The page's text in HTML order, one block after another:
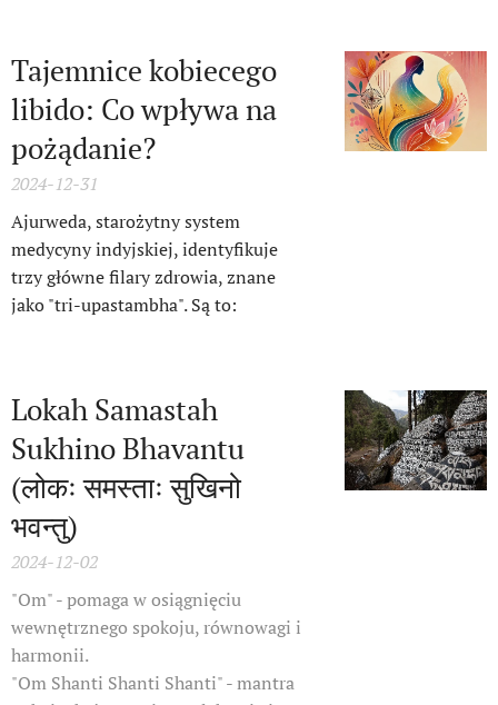
Tajemnice kobiecego
libido: Co wpływa na
pożądanie?
2024-12-31
Ajurweda, starożytny system
medycyny indyjskiej, identyfikuje
trzy główne filary zdrowia, znane
jako "tri-upastambha". Są to:
Lokah Samastah
Sukhino Bhavantu
(लोकः समस्ताः सुखिनो
भवन्तु)
2024-12-02
"Om" - pomaga w osiągnięciu
wewnętrznego spokoju, równowagi i
harmonii.
"Om Shanti Shanti Shanti" - mantra